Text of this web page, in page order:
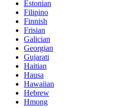
Estonian
Filipino
Finnish
Frisian
Galician
Georgian
Gujarati
Haitian
Hausa
Hawaiian
Hebrew
Hmong